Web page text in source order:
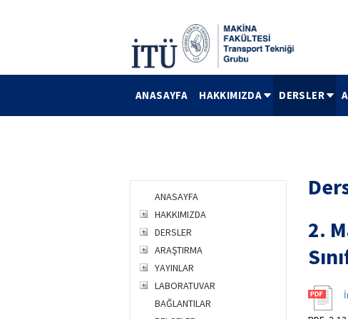
ANASAYFA HAKKIMIZDA DERSLER
ANASAYFA
HAKKIMIZDA
DERSLER
ARAŞTIRMA
YAYINLAR
LABORATUVAR
BAĞLANTILAR
2.